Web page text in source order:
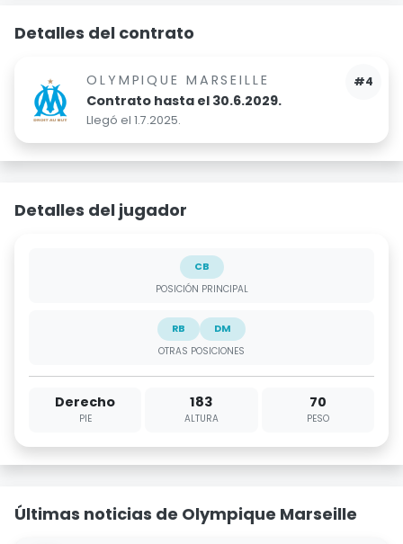
Detalles del contrato
#4
OLYMPIQUE MARSEILLE
Contrato hasta el 30.6.2029.
Llegó el 1.7.2025.
Detalles del jugador
CB
POSICIÓN PRINCIPAL
RB
DM
OTRAS POSICIONES
Derecho
PIE
183
ALTURA
70
PESO
Últimas noticias de Olympique Marseille